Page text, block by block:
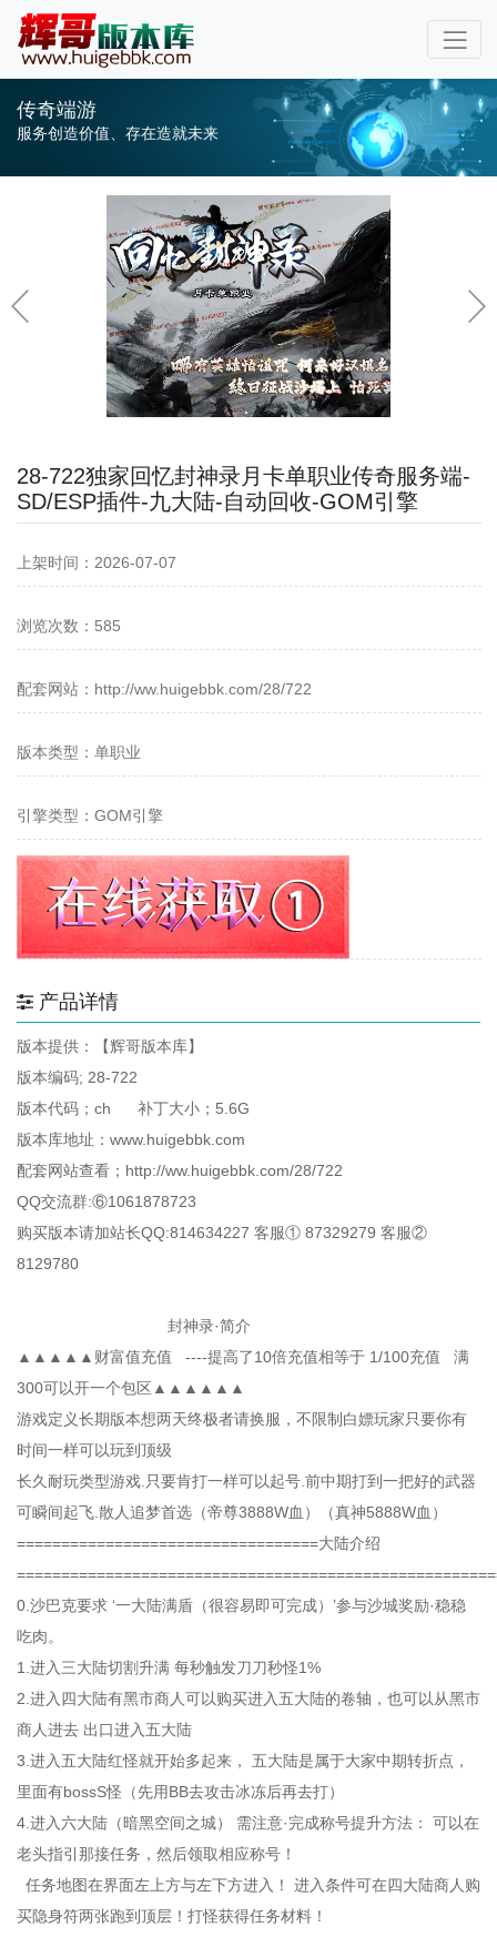
传奇端游
服务创造价值、存在造就未来
28-722独家回忆封神录月卡单职业传奇服务端-
SD/ESP插件-九大陆-自动回收-GOM引擎
上架时间：2026-07-07
浏览次数：585
配套网站： http://ww.huigebbk.com/28/722
版本类型：单职业
引擎类型：GOM引擎
产品详情
版本提供：【辉哥版本库】
版本编码; 28-722
版本代码；ch 补丁大小；5.6G
版本库地址：www.huigebbk.com
配套网站查看；http://ww.huigebbk.com/28/722
QQ交流群:⑥1061878723
购买版本请加站长QQ:814634227 客服① 87329279 客服②
8129780
封神录·简介
▲▲▲▲▲财富值充值 ----提高了10倍充值相等于 1/100充值 满
300可以开一个包区▲▲▲▲▲▲
游戏定义长期版本想两天终极者请换服，不限制白嫖玩家只要你有
时间一样可以玩到顶级
长久耐玩类型游戏.只要肯打一样可以起号.前中期打到一把好的武器
可瞬间起飞.散人追梦首选（帝尊3888W血）（真神5888W血）
==================================大陆介绍
0.沙巴克要求 ‘一大陆满盾（很容易即可完成）’参与沙城奖励·稳稳
吃肉。
1.进入三大陆切割升满 每秒触发刀刀秒怪1%
2.进入四大陆有黑市商人可以购买进入五大陆的卷轴，也可以从黑市
商人进去 出口进入五大陆
3.进入五大陆红怪就开始多起来， 五大陆是属于大家中期转折点，
里面有bossS怪（先用BB去攻击冰冻后再去打）
4.进入六大陆（暗黑空间之城） 需注意·完成称号提升方法： 可以在
老头指引那接任务，然后领取相应称号！
任务地图在界面左上方与左下方进入！ 进入条件可在四大陆商人购
买隐身符两张跑到顶层！打怪获得任务材料！